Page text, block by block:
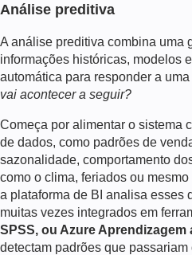
Análise preditiva
A análise preditiva combina uma
informações históricas, modelos
automática para responder a
vai acontecer a seguir?
Começa por alimentar o sistema
de dados, como padrões de
sazonalidade, comportamento
como o clima, feriados ou
a plataforma de BI analisa esses
muitas vezes integrados em
SPSS, ou Azure Aprendizagem
detectam padrões que